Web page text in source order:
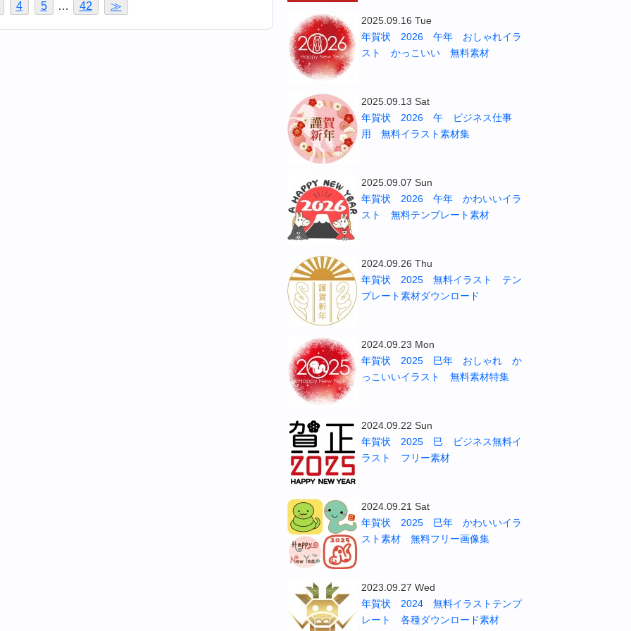
4 5 … 42 ≫
2025.09.16 Tue
年賀状 2026 午年 おしゃれイラ
スト かっこいい 無料素材
2025.09.13 Sat
年賀状 2026 午 ビジネス仕事
用 無料イラスト素材集
2025.09.07 Sun
年賀状 2026 午年 かわいいイラ
スト 無料テンプレート素材
2024.09.26 Thu
年賀状 2025 無料イラスト テン
プレート素材ダウンロード
2024.09.23 Mon
年賀状 2025 巳年 おしゃれ か
っこいいイラスト 無料素材特集
2024.09.22 Sun
年賀状 2025 巳 ビジネス無料イ
ラスト フリー素材
2024.09.21 Sat
年賀状 2025 巳年 かわいいイラ
スト素材 無料フリー画像集
2023.09.27 Wed
年賀状 2024 無料イラストテンプ
レート 各種ダウンロード素材